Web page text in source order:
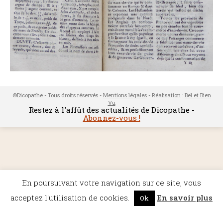
©Dicopathe - Tous droits réservés - Mentions légales- Réalisation : Bel et Bien
Vu
Restez à l'affût des actualités de Dicopathe -
Abonnez-vous !
En poursuivant votre navigation sur ce site, vous
acceptez l'utilisation de cookies.
Ok En savoir plus